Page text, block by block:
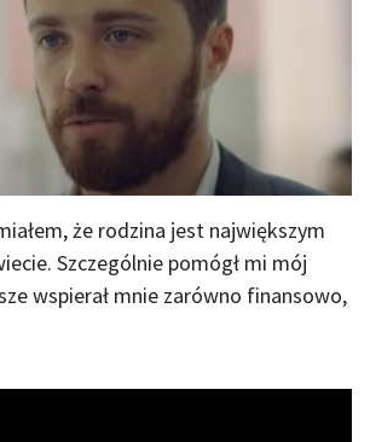
że rodzina jest największym
Szczególnie pomógł mi mój
wspierał mnie zarówno finansowo,